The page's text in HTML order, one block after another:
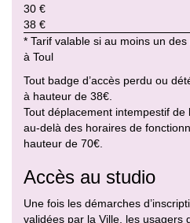
30 €
38 €
* Tarif valable si au moins un
à Toul
Tout badge d’accès perdu ou
à hauteur de 38€.
Tout déplacement intempestif de
au-delà des horaires de
hauteur de 70€.
Accès au studio
Une fois les démarches
validées par la Ville, les usagers